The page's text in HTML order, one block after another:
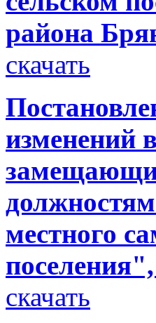
района
скачать
изменений
местного
скачать